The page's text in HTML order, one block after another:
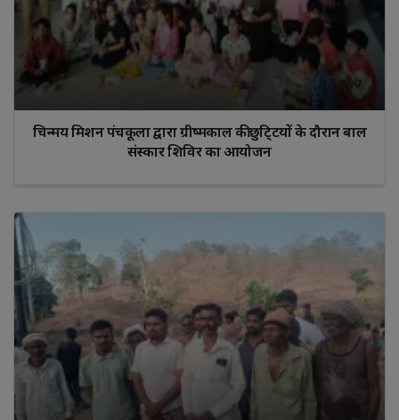
चिन्मय मिशन पंचकूला द्वारा ग्रीष्मकाल की छुटि्टयों के दौरान बाल
संस्कार शिविर का आयोजन